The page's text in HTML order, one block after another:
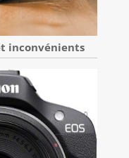
inconvénients